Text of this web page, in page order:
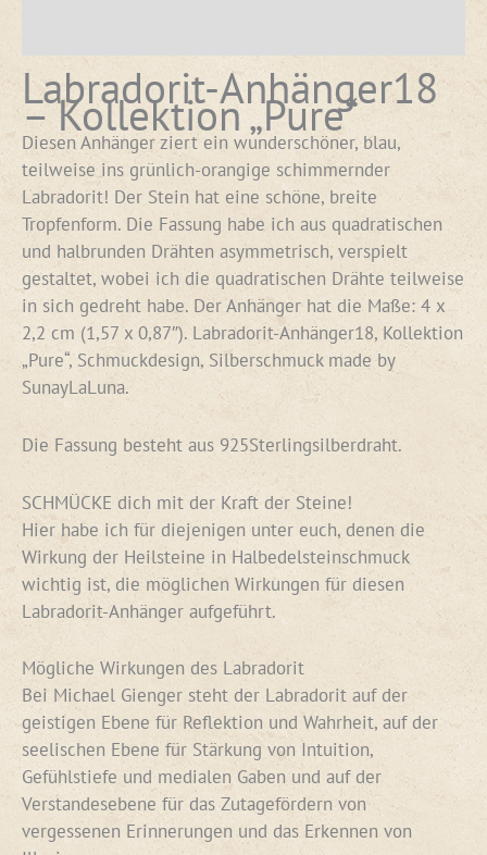
Labradorit-Anhänger18
– Kollektion „Pure“
Diesen Anhänger ziert ein wunderschöner, blau,
teilweise ins grünlich-orangige schimmernder
Labradorit! Der Stein hat eine schöne, breite
Tropfenform. Die Fassung habe ich aus quadratischen
und halbrunden Drähten asymmetrisch, verspielt
gestaltet, wobei ich die quadratischen Drähte teilweise
in sich gedreht habe. Der Anhänger hat die Maße: 4 x
2,2 cm (1,57 x 0,87″). Labradorit-Anhänger18, Kollektion
„Pure“, Schmuckdesign, Silberschmuck made by
SunayLaLuna.
Die Fassung besteht aus 925Sterlingsilberdraht.
SCHMÜCKE dich mit der Kraft der Steine!
Hier habe ich für diejenigen unter euch, denen die
Wirkung der Heilsteine in Halbedelsteinschmuck
wichtig ist, die möglichen Wirkungen für diesen
Labradorit-Anhänger aufgeführt.
Mögliche Wirkungen des Labradorit
Bei Michael Gienger steht der Labradorit auf der
geistigen Ebene für Reflektion und Wahrheit, auf der
seelischen Ebene für Stärkung von Intuition,
Gefühlstiefe und medialen Gaben und auf der
Verstandesebene für das Zutagefördern von
vergessenen Erinnerungen und das Erkennen von